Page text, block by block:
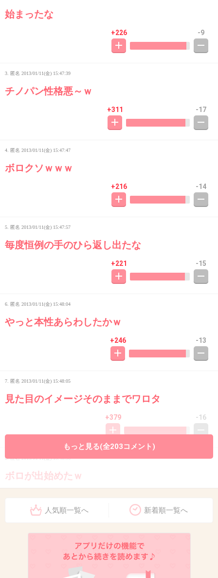
始まったな
+226 -9
3. 匿名 2013/01/11(金) 15:47:39
チノパン性格悪～ｗ
+311 -17
4. 匿名 2013/01/11(金) 15:47:47
ボロクソｗｗｗ
+216 -14
5. 匿名 2013/01/11(金) 15:47:57
毎度恒例の手のひら返し出たな
+221 -15
6. 匿名 2013/01/11(金) 15:48:04
やっと本性あらわしたかｗ
+246 -13
7. 匿名 2013/01/11(金) 15:48:05
見た目のイメージそのままでワロタ
+379 -16
8. 匿名2013/01/11(金) 15:48:36
ボロが出始めたｗ
2013/01/11(金) 15:48:51
もっと見る(全203コメント)
人気順一覧へ 新着順一覧へ